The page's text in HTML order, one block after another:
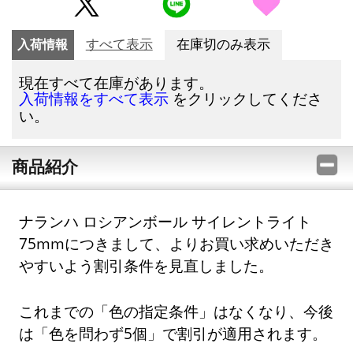
入荷情報 すべて表示 在庫切のみ表示
現在すべて在庫があります。
入荷情報をすべて表示 をクリックしてくださ
い。
商品紹介
ナランハ ロシアンボール サイレントライト
75mmにつきまして、よりお買い求めいただき
やすいよう割引条件を見直しました。
これまでの「色の指定条件」はなくなり、今後
は「色を問わず5個」で割引が適用されます。